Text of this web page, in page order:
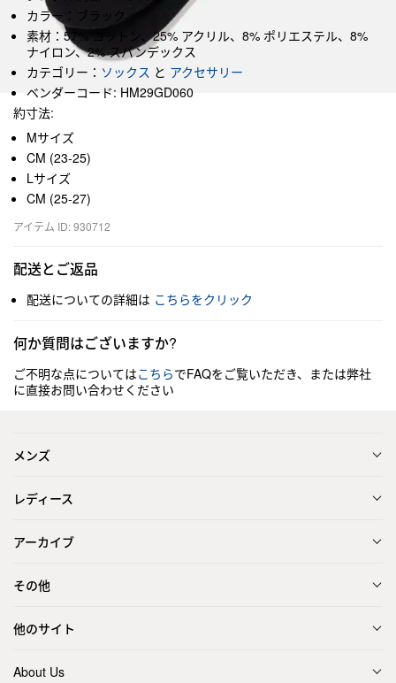
カラー：ブラック
素材：57% コットン、25% アクリル、8% ポリエステル、8%
ナイロン、2% スパンデックス
カテゴリー： ソックス と アクセサリー
ベンダーコード: HM29GD060
約寸法:
Mサイズ
CM (23-25)
Lサイズ
CM (25-27)
アイテム ID: 930712
配送とご返品
配送についての詳細は こちらをクリック
何か質問はございますか?
ご不明な点についてはこちらでFAQをご覧いただき、または弊社
に直接お問い合わせください
メンズ
レディース
アーカイブ
その他
他のサイト
About Us